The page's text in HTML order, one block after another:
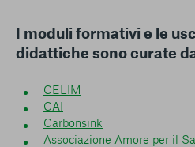
I moduli formativi e le
didattiche sono curate
CELIM
CAI
Carbonsink
Associazione Amore per il